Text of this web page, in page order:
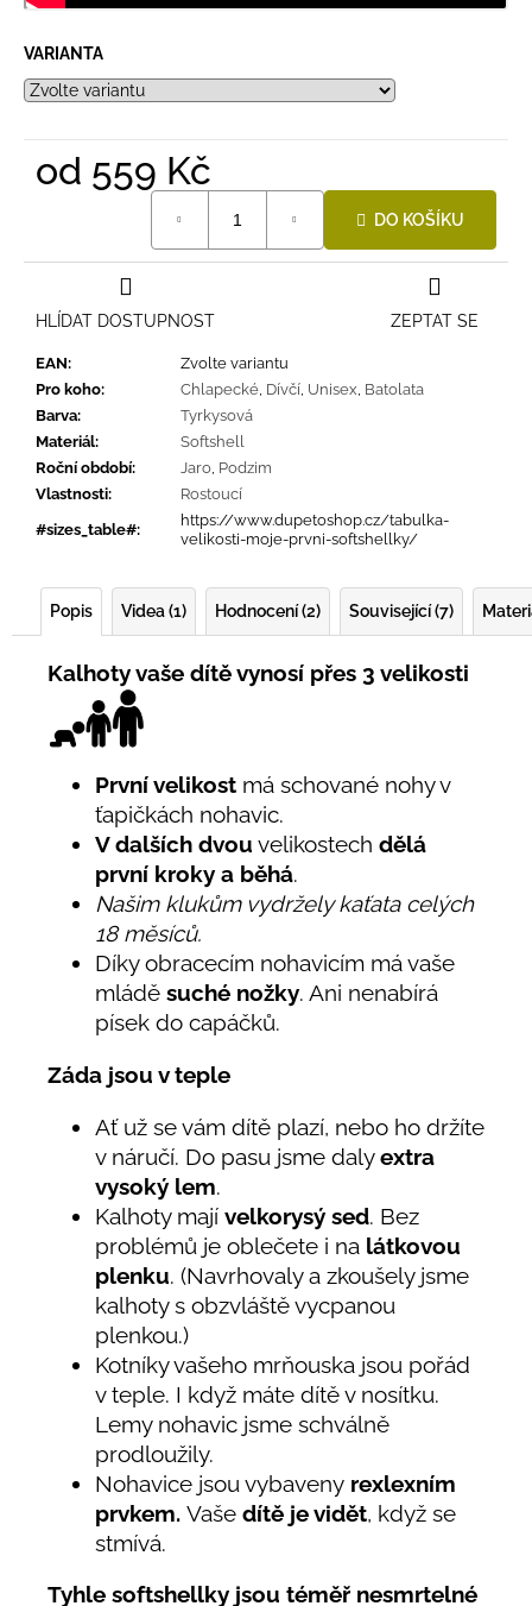
VARIANTA
od 559 Kč
DO KOŠÍKU
EAN:
Zvolte variantu
Pro koho: Chlapecké, Dívčí, Unisex, Batolata
Barva:
Tyrkysová
Materiál:
Softshell
Roční období: Jaro, Podzim
Vlastnosti:
Rostoucí
#sizes_table#:
https://www.dupetoshop.cz/tabulka-
velikosti-moje-prvni-softshellky/
ZEPTAT SE
HLÍDAT DOSTUPNOST
Popis Videa (1) Hodnocení (2) Související (7)
Kalhoty vaše dítě vynosí přes 3 velikosti
První velikost má schované nohy v
ťapičkách nohavic.
V dalších dvou velikostech dělá
první kroky a běhá.
Našim klukům vydržely kaťata celých
18 měsíců.
Díky obracecím nohavicím má vaše
mládě suché nožky. Ani nenabírá
písek do capáčků.
Záda jsou v teple
Ať už se vám dítě plazí, nebo ho držíte
v náručí. Do pasu jsme dalyextra
vysoký lem.
Kalhoty mají velkorysý sed. Bez
problémů je oblečete i na látkovou
plenku. (Navrhovaly a zkoušely jsme
kalhoty s obzvláště vycpanou
plenkou.)
Kotníky vašeho mrňouska jsou pořád
v teple. I když máte dítě v nosítku.
Lemy nohavic jsme schválně
prodloužily.
Nohavice jsou vybaveny rexlexním
prvkem. Vaše dítě je vidět, když se
stmívá.
Tyhle softshellky jsou téměř nesmrtelné